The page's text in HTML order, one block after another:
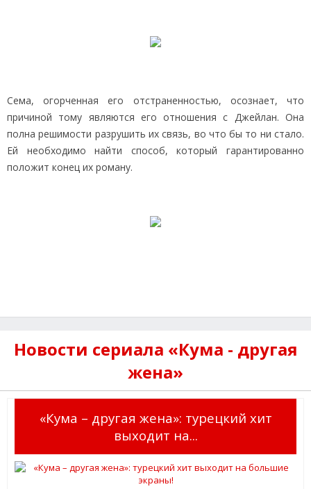
Сема, огорченная его отстраненностью, осознает, что
причиной тому являются его отношения с Джейлан. Она
полна решимости разрушить их связь, во что бы то ни стало.
Ей необходимо найти способ, который гарантированно
положит конец их роману.
Новости сериала «Кума - другая
жена»
«Кума – другая жена»: турецкий хит
выходит на...